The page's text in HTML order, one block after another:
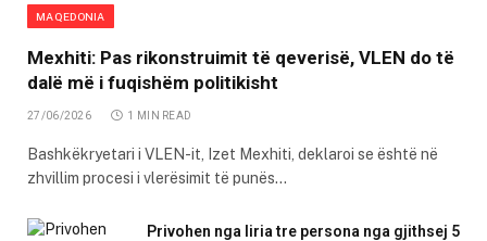
MAQEDONIA
Mexhiti: Pas rikonstruimit të qeverisë, VLEN do të
dalë më i fuqishëm politikisht
27/06/2026 1 MIN READ
Bashkëkryetari i VLEN-it, Izet Mexhiti, deklaroi se është në
zhvillim procesi i vlerësimit të punës…
Privohen nga liria tre persona nga gjithsej 5